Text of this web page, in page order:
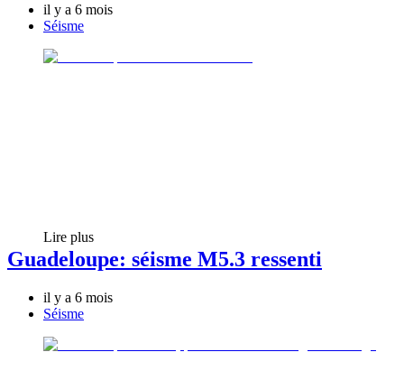
il y a 6 mois
Séisme
Lire plus
Guadeloupe: séisme M5.3 ressenti
il y a 6 mois
Séisme